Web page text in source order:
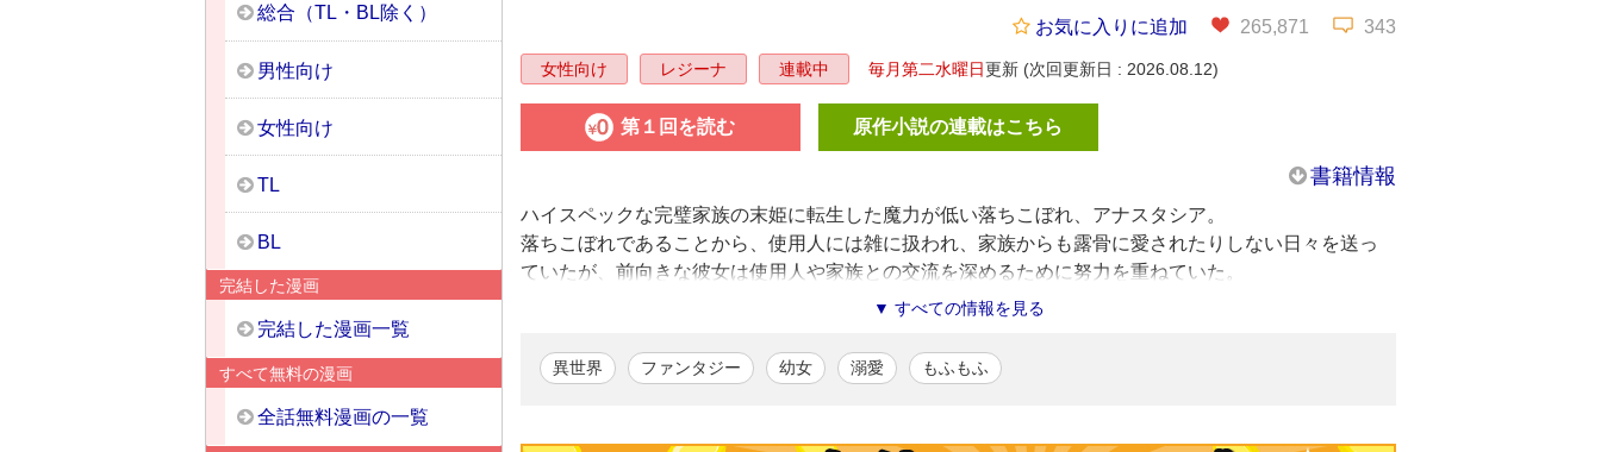
お気に入りに追加
265,871 343
女性向け レジーナ 連載中 毎月第二水曜日更新 (次回更新日 : 2026.08.12)
第１回を読む 原作小説の連載はこちら
書籍情報
ハイスペックな完璧家族の末姫に転生した魔力が低い落ちこぼれ、アナスタシア。
落ちこぼれであることから、使用人には雑に扱われ、家族からも露骨に愛されたりしない日々を送っ
ていたが、前向きな彼女は使用人や家族との交流を深めるために努力を重ねていた。
そんなある日、アナスタシアを転生させた女神から「世界を救う、誰にも内緒の使命」の話をされ
な目に遭うのを全力で防ごうとしてきて――!?
▼ すべての情報を見る
異世界 ファンタジー 幼女 溺愛 もふもふ
総合（TL・BL除く）
男性向け
女性向け
TL
BL
完結した漫画
完結した漫画一覧
すべて無料の漫画
全話無料漫画の一覧